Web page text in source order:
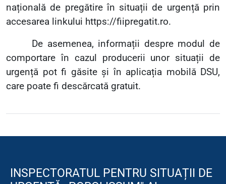
națională de pregătire în situații de urgență prin
accesarea linkului https://fiipregatit.ro.
De asemenea, informații despre modul de
comportare în cazul producerii unor situații de
urgență pot fi găsite și în aplicația mobilă DSU,
care poate fi descărcată gratuit.
INSPECTORATUL PENTRU SITUAȚII DE